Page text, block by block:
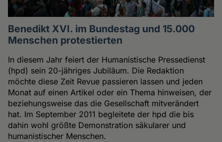
Benedikt XVI. im Bundestag und 15.000
Menschen protestierten
In diesem Jahr feiert der Humanistische Pressedienst
(hpd) sein 20-jähriges Jubiläum. Die Redaktion
möchte diese Zeit Revue passieren lassen und jeden
Monat auf einen Artikel oder ein Thema hinweisen, der
beziehungsweise das die Gesellschaft mitverändert
hat. Im September 2011 begleitete der hpd die bis
dahin wohl größte Demonstration säkularer und
humanistischer Menschen.